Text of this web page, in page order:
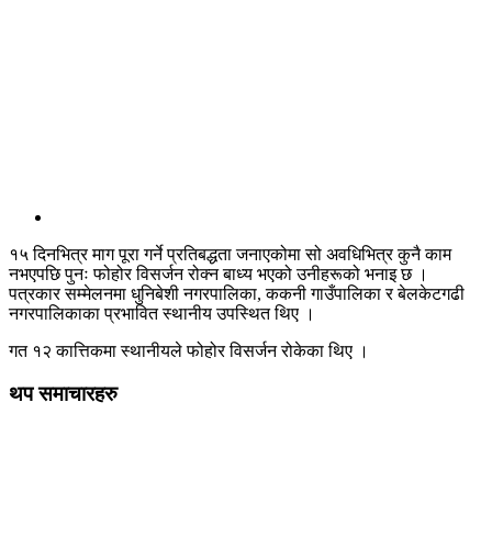
१५ दिनभित्र माग पूरा गर्ने प्रतिबद्धता जनाएकोमा सो अवधिभित्र कुनै काम
नभएपछि पुनः फोहोर विसर्जन रोक्न बाध्य भएको उनीहरूको भनाइ छ ।
पत्रकार सम्मेलनमा धुनिबेशी नगरपालिका, ककनी गाउँपालिका र बेलकेटगढी
नगरपालिकाका प्रभावित स्थानीय उपस्थित थिए ।
गत १२ कात्तिकमा स्थानीयले फोहोर विसर्जन रोकेका थिए ।
थप समाचारहरु